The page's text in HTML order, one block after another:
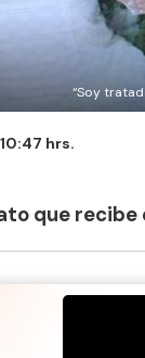
“Soy
hrs.
que recibe